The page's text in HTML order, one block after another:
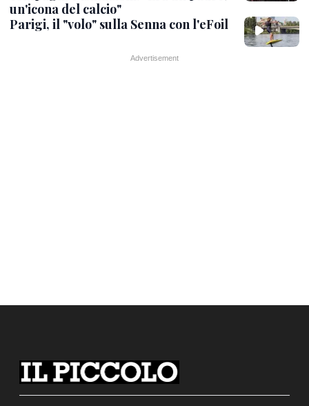
un'icona del calcio"
Parigi, il "volo" sulla Senna con l'eFoil